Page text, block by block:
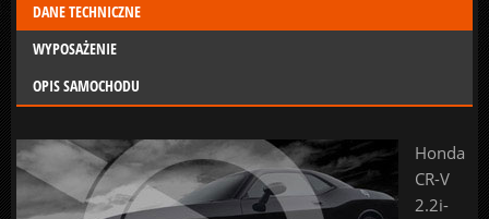
DANE TECHNICZNE
WYPOSAŻENIE
OPIS SAMOCHODU
Honda
CR-V
2.2i-